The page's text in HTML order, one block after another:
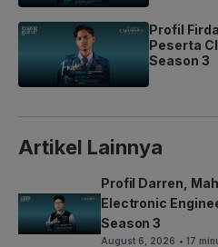
Profil
Peserta
Season 3
Artikel Lainnya
Profil Darren,
Electronic
Season 3
August 6, 2026 • 17